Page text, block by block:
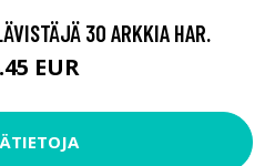
30 ARKKIA HAR.
EUR